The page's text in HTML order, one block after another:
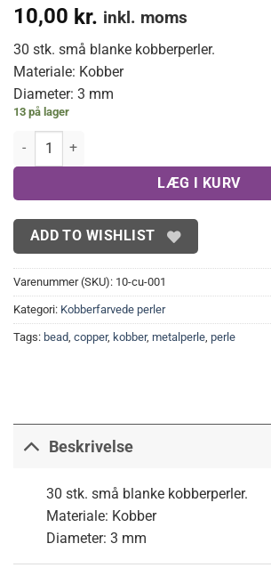
10,00 kr. inkl. moms
30 stk. små blanke kobberperler.
Materiale: Kobber
Diameter: 3 mm
13 på lager
Små glatte kobberperler 3 mm(30 stk.) antal
LÆG I KURV
ADD TO WISHLIST
Varenummer (SKU): 10-cu-001
Kategori: Kobberfarvede perler
Tags: bead copper, kobber, metalperle perle
Beskrivelse
30 stk. små blanke kobberperler.
Materiale: Kobber
Diameter: 3 mm